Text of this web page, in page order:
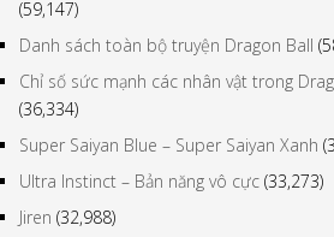
(59,147)
Danh sách toàn bộ truyện Dragon Ball
Chỉ số sức mạnh các nhân vật trong
(36,334)
Super Saiyan Blue – Super Saiyan Xanh
Ultra Instinct – Bản năng vô cực (33,273)
Jiren (32,988)